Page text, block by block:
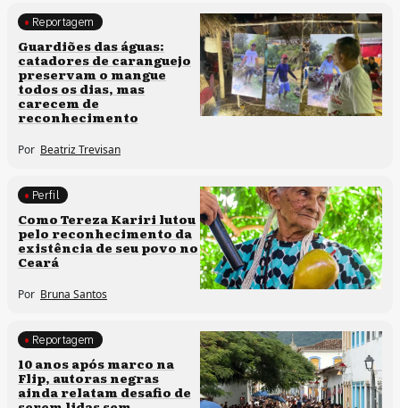
Clima e cultura
Reportagem
Guardiões das águas:
catadores de caranguejo
preservam o mangue
todos os dias, mas
carecem de
reconhecimento
Por Beatriz Trevisan
Comunidades tradicionais
Perfil
Como Tereza Kariri lutou
pelo reconhecimento da
existência de seu povo no
Ceará
Por Bruna Santos
Processos artísticos
Reportagem
10 anos após marco na
Flip, autoras negras
ainda relatam desafio de